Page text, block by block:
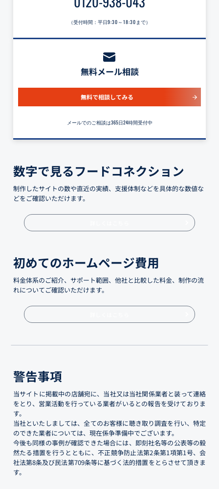
（受付時間：平日9:30～18:30 まで）
無料メール相談
無料で相談してみる
メールでのご相談は365日24時間受付中
数字で見るフードコネクション
制作したサイトの数や直近の実績、支援体制などを具体的な数値な
どをご確認いただけます。
初めてのホームページ費用
料金体系のご紹介、サポート範囲、他社と比較した料金、制作の流
れについてご確認いただけます。
警告事項
当サイトに掲載中の店舗宛に、当社又は当社関係業者と装って連絡
をとり、営業活動を行っている業者がいるとの報告を受けておりま
す。
当社といたしましては、全てのお客様に聴き取り調査を行い、特定
のできた業者については、現在係争準備中でございます。
今後も同様の事例が確認できた場合には、即刻社名等の公表等の毅
然たる措置を行うとともに、不正競争防止法第2条第1項第1号、会
社法第8条及び民法第709条等に基づく法的措置をとらさせて頂きま
す。